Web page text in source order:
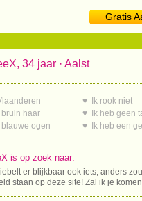
Gratis
34 jaar · Aalst
haar
ogen
♥ Ik rook niet
♥ Ik heb geen
♥ Ik heb een
is op zoek naar:
er blijkbaar ook iets, anders
staan op deze site! Zal ik je